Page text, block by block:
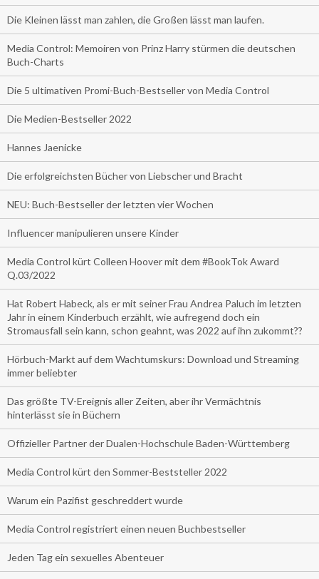
Die Kleinen lässt man zahlen, die Großen lässt man laufen.
Media Control: Memoiren von Prinz Harry stürmen die deutschen
Buch-Charts
Die 5 ultimativen Promi-Buch-Bestseller von Media Control
Die Medien-Bestseller 2022
Hannes Jaenicke
Die erfolgreichsten Bücher von Liebscher und Bracht
NEU: Buch-Bestseller der letzten vier Wochen
Influencer manipulieren unsere Kinder
Media Control kürt Colleen Hoover mit dem #BookTok Award
Q.03/2022
Hat Robert Habeck, als er mit seiner Frau Andrea Paluch im letzten
Jahr in einem Kinderbuch erzählt, wie aufregend doch ein
Stromausfall sein kann, schon geahnt, was 2022 auf ihn zukommt??
Hörbuch-Markt auf dem Wachtumskurs: Download und Streaming
immer beliebter
Das größte TV-Ereignis aller Zeiten, aber ihr Vermächtnis
hinterlässt sie in Büchern
Offizieller Partner der Dualen-Hochschule Baden-Württemberg
Media Control kürt den Sommer-Beststeller 2022
Warum ein Pazifist geschreddert wurde
Media Control registriert einen neuen Buchbestseller
Jeden Tag ein sexuelles Abenteuer